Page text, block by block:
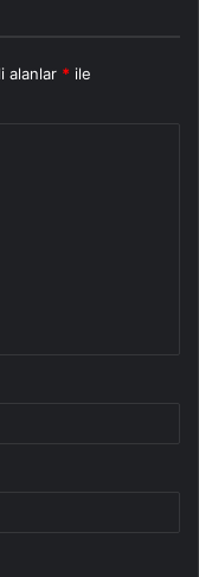
alanlar * ile